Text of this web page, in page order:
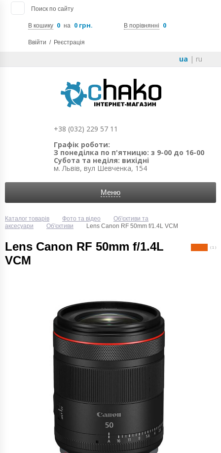
Поиск по сайту
В кошику 0 на 0 грн. В порівнянні 0
Ввійти / Реєстрація
ua | ru
+38 (032) 229 57 11
Графік роботи:
З понеділка по п'ятницю: з 9-00 до 16-00
Субота та неділя: вихідні
м. Львів, вул Шевченка, 154
Меню
Каталог товарів Фото та відео
Об'єктиви та
аксесуари
Об'єктиви Lens Canon RF 50mm f/1.4L VCM
Lens Canon RF 50mm f/1.4L
VCM
( 1 )